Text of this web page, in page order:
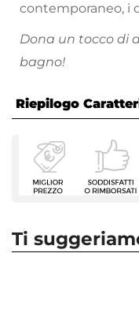
contemporaneo, i
Dona un tocco di
bagno!
dell’azienda
standard elevato
senza paragoni.
Riepilogo
Caratteristiche
Tipologia
Appendino
Installazione
Ti